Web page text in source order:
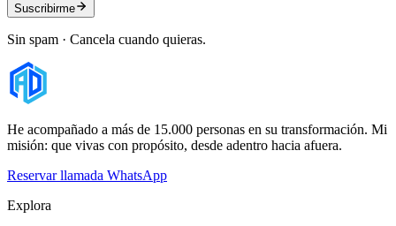
Suscribirme
Sin spam · Cancela cuando quieras.
He acompañado a más de 15.000 personas en su transformación. Mi
misión: que vivas con propósito, desde adentro hacia afuera.
Reservar llamada WhatsApp
Explora